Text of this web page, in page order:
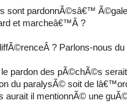
sont pardonnÃ©sâ€™ Ã©gale
et marcheâ€™Â ?
? Parlons-nous du
le pardon des pÃ©chÃ©s
du paralysÃ© soit de
aurait il mentionnÃ© une